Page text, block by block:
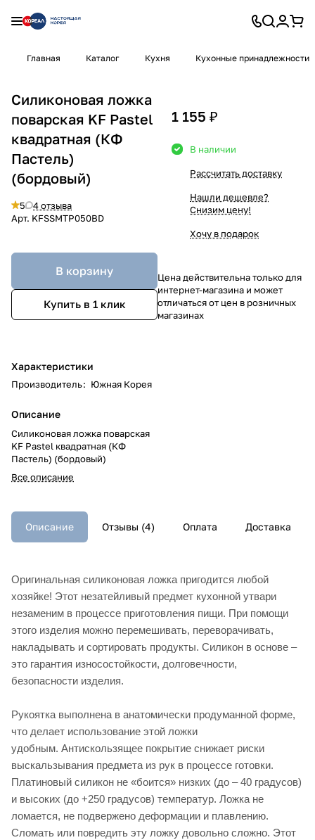
Главная Каталог Кухня Кухонные принадлежности
Силиконовая ложка
поварская KF Pastel
квадратная (КФ
Пастель)
(бордовый)
5
4 отзыва
Арт. KFSSMTP050BD
В корзину
Купить в 1 клик
Характеристики
Производитель: Южная Корея
Описание
Силиконовая ложка поварская
KF Pastel квадратная (КФ
Пастель) (бордовый)
Все описание
1 155 ₽
В наличии
Рассчитать доставку
Нашли дешевле?
Снизим цену!
Хочу в подарок
Цена действительна только для
интернет-магазина и может
отличаться от цен в розничных
магазинах
Описание Отзывы (4) Оплата Доставка
Оригинальная силиконовая ложка пригодится любой
хозяйке! Этот незатейливый предмет кухонной утвари
незаменим в процессе приготовления пищи. При помощи
этого изделия можно перемешивать, переворачивать,
накладывать и сортировать продукты. Силикон в основе –
это гарантия износостойкости, долговечности,
безопасности изделия.
Рукоятка выполнена в анатомически продуманной форме,
что делает использование этой ложки
удобным. Антискользящее покрытие снижает риски
выскальзывания предмета из рук в процессе готовки.
Платиновый силикон не «боится» низких (до – 40 градусов)
и высоких (до +250 градусов) температур. Ложка не
ломается, не подвержено деформации и плавлению.
Сломать или повредить эту ложку довольно сложно. Этот